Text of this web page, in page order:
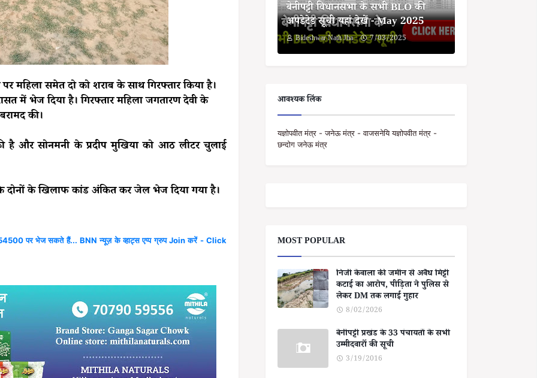
महिला समेत दो को शराब के साथ गिरफ्तार किया है।
में भेज दिया है। गिरफ्तार महिला जगतारण देवी के
की।
है और सोनमनी के प्रदीप मुखिया को आठ लीटर चुलाई
दोनों के खिलाफ कांड अंकित कर जेल भेज दिया गया है।
पर भेज सकते हैं... BNN न्यूज़ के व्हाट्स एप्प ग्रुप Join करें - Click
बेनीपट्टी विधानसभा के सभी BLO की
अपडेटेड सूची यहां देखें - May 2025
Bideshwar Nath Jha 7/03/2025
आवश्यक लिंक
यज्ञोपवीत मंत्र - जनेऊ मंत्र - वाजसनेयि यज्ञोपवीत मंत्र -
छन्दोग जनेऊ मंत्र
MOST POPULAR
निजी केवाला की जमीन से अवैध मिट्टी
कटाई का आरोप, पीड़िता ने पुलिस से
लेकर DM तक लगाई गुहार
8/02/2026
बेनीपट्टी प्रखंड के 33 पंचायतों के सभी
उम्मीदवारों की सूची
3/19/2016